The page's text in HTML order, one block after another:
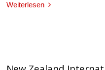
Weiterlesen